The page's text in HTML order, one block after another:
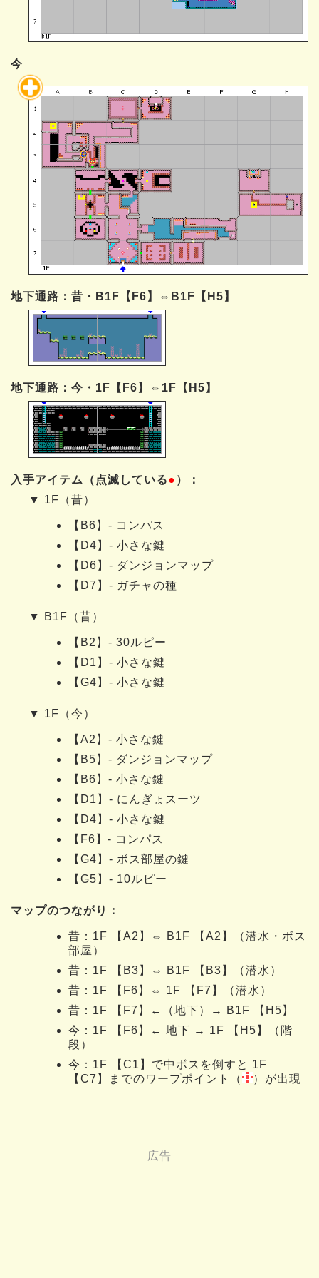
今
地下通路：昔・B1F【F6】⇔B1F【H5】
地下通路：今・1F【F6】⇔1F【H5】
入手アイテム（点滅している● ）：
▼ 1F（昔）
【B6】- コンパス
【D4】- 小さな鍵
【D6】- ダンジョンマップ
【D7】- ガチャの種
▼ B1F（昔）
【B2】- 30ルピー
【D1】- 小さな鍵
【G4】- 小さな鍵
▼ 1F（今）
【A2】- 小さな鍵
【B5】- ダンジョンマップ
【B6】- 小さな鍵
【D1】- にんぎょスーツ
【D4】- 小さな鍵
【F6】- コンパス
【G4】- ボス部屋の鍵
【G5】- 10ルピー
マップのつながり：
昔：1F 【A2】⇔ B1F 【A2】（潜水・ボス
部屋）
昔：1F 【B3】⇔ B1F 【B3】（潜水）
昔：1F 【F6】⇔ 1F 【F7】（潜水）
昔：1F 【F7】←（地下）→ B1F 【H5】
今：1F 【F6】← 地下 → 1F 【H5】（階
段）
今：1F 【C1】で中ボスを倒すと 1F
【C7】までのワープポイント（
）が出現